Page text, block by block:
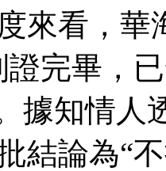
來看，華
證完畢，
據知情
結論為“